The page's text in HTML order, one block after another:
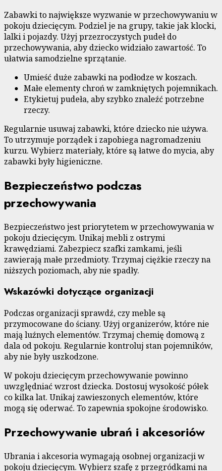
Zabawki to największe wyzwanie w przechowywaniu w
pokoju dziecięcym. Podziel je na grupy, takie jak klocki,
lalki i pojazdy. Użyj przezroczystych pudeł do
przechowywania, aby dziecko widziało zawartość. To
ułatwia samodzielne sprzątanie.
Umieść duże zabawki na podłodze w koszach.
Małe elementy chroń w zamkniętych pojemnikach.
Etykietuj pudeła, aby szybko znaleźć potrzebne
rzeczy.
Regularnie usuwaj zabawki, które dziecko nie używa.
To utrzymuje porządek i zapobiega nagromadzeniu
kurzu. Wybierz materiały, które są łatwe do mycia, aby
zabawki były higieniczne.
Bezpieczeństwo podczas
przechowywania
Bezpieczeństwo jest priorytetem w przechowywania w
pokoju dziecięcym. Unikaj mebli z ostrymi
krawędziami. Zabezpiecz szafki zamkami, jeśli
zawierają małe przedmioty. Trzymaj ciężkie rzeczy na
niższych poziomach, aby nie spadły.
Wskazówki dotyczące organizacji
Podczas organizacji sprawdź, czy meble są
przymocowane do ściany. Użyj organizerów, które nie
mają luźnych elementów. Trzymaj chemię domową z
dala od pokoju. Regularnie kontroluj stan pojemników,
aby nie były uszkodzone.
W pokoju dziecięcym przechowywanie powinno
uwzględniać wzrost dziecka. Dostosuj wysokość półek
co kilka lat. Unikaj zawieszonych elementów, które
mogą się oderwać. To zapewnia spokojne środowisko.
Przechowywanie ubrań i akcesoriów
Ubrania i akcesoria wymagają osobnej organizacji w
pokoju dziecięcym. Wybierz szafę z przegródkami na